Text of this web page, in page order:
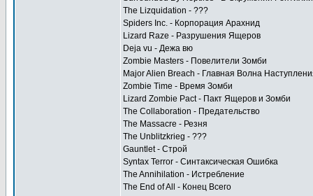
The Lizquidation - ???
Spiders Inc. - Корпорация Арахнид
Lizard Raze - Разрушения Ящеров
Deja vu - Дежа вю
Zombie Masters - Повелители Зомби
Major Alien Breach - Главная Волна
Zombie Time - Время Зомби
Lizard Zombie Pact - Пакт Ящеров и Зомби
The Collaboration - Предательство
The Massacre - Резня
The Unblitzkrieg - ???
Gauntlet - Строй
Syntax Terror - Синтаксическая Ошибка
The Annihilation - Истребление
The End of All - Конец Всего